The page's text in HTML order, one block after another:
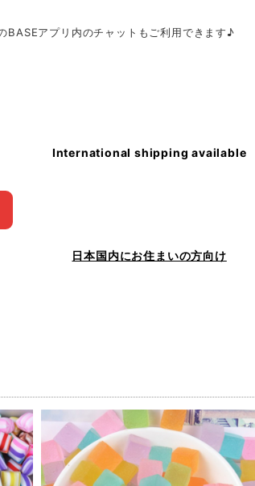
BASEアプリ内のチャットもご利用できます♪
International shipping available
日本国内にお住まいの方向け